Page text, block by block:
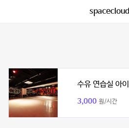
spacecloud
수유 연습실 아
3,000 원/시간